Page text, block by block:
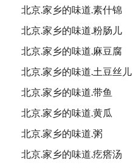
北京.家乡的味道.素什锦
北京.家乡的味道.粉肠儿
北京.家乡的味道.麻豆腐
北京.家乡的味道.土豆丝儿
北京.家乡的味道.带鱼
北京.家乡的味道.黄瓜
北京.家乡的味道.粥
北京.家乡的味道.疙瘩汤